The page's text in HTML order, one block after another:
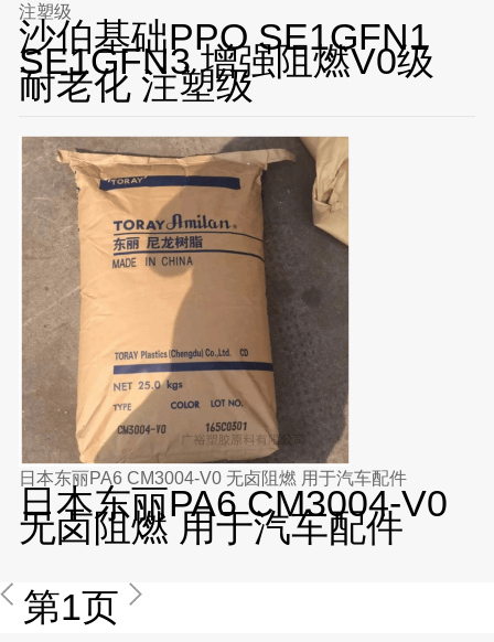
注塑级
沙伯基础PPO SE1GFN1
SE1GFN3 增强阻燃V0级
耐老化 注塑级
日本东丽PA6 CM3004-V0 无卤阻燃 用于汽车配件
日本东丽PA6 CM3004-V0
无卤阻燃 用于汽车配件
第1页